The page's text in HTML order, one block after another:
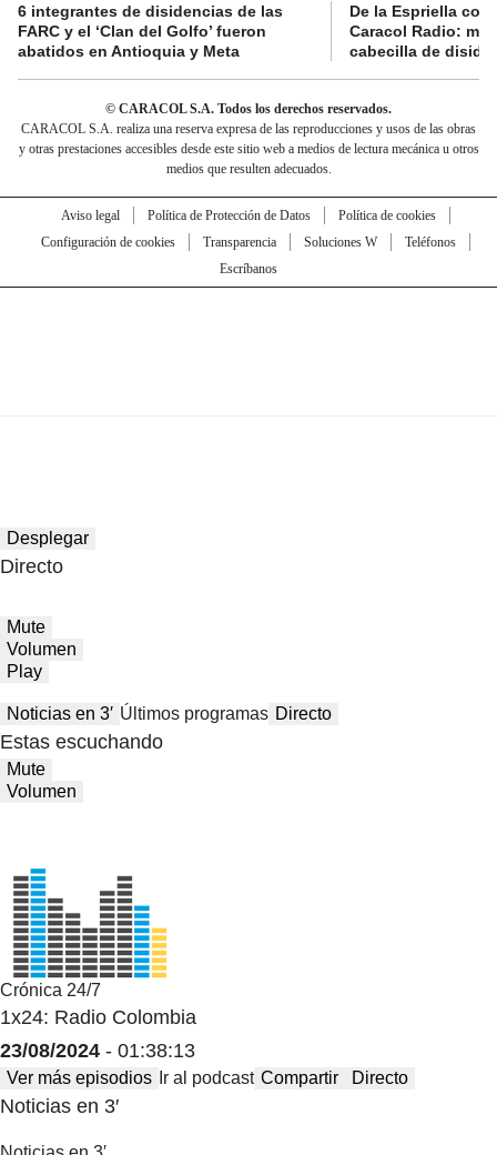
6 integrantes de disidencias de las
FARC y el ‘Clan del Golfo’ fueron
abatidos en Antioquia y Meta
De la Espriella
Caracol Radio:
cabecilla de
© CARACOL S.A. Todos los derechos reservados.
CARACOL S.A. realiza una reserva expresa de las reproducciones y usos de las obras
y otras prestaciones accesibles desde este sitio web a medios de lectura mecánica u otros
medios que resulten adecuados.
Aviso legal Política de Protección de Datos
Política de cookies
Configuración de cookies
Transparencia Soluciones W
Teléfonos
Escríbanos
Desplegar
Directo
Mute
Volumen
Play
Noticias en 3′ Últimos programas Directo
Estas escuchando
Mute
Volumen
Crónica 24/7
1x24: Radio Colombia
23/08/2024 - 01:38:13
Ver más episodios Ir al podcast Compartir Directo
Noticias en 3′